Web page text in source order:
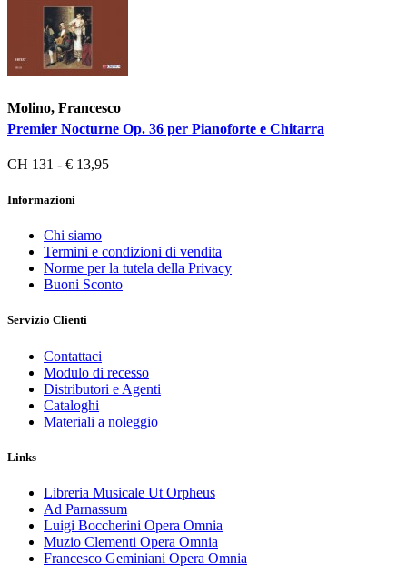
Molino, Francesco
Premier Nocturne Op. 36 per Pianoforte e Chitarra
CH 131 - € 13,95
Informazioni
Chi siamo
Termini e condizioni di vendita
Norme per la tutela della Privacy
Buoni Sconto
Servizio Clienti
Contattaci
Modulo di recesso
Distributori e Agenti
Cataloghi
Materiali a noleggio
Links
Libreria Musicale Ut Orpheus
Ad Parnassum
Luigi Boccherini Opera Omnia
Muzio Clementi Opera Omnia
Francesco Geminiani Opera Omnia